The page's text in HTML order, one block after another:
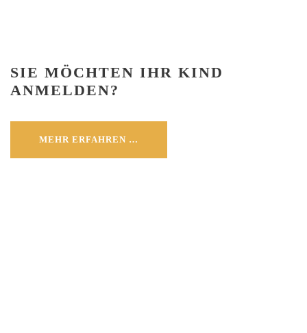
SIE MÖCHTEN IHR KIND
ANMELDEN?
MEHR ERFAHREN …